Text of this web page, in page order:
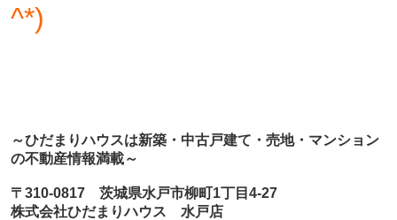
^*)
～ひだまりハウスは新築・中古戸建て・売地・マンション
の不動産情報満載～
〒310-0817 茨城県水戸市柳町1丁目4-27
株式会社ひだまりハウス 水戸店